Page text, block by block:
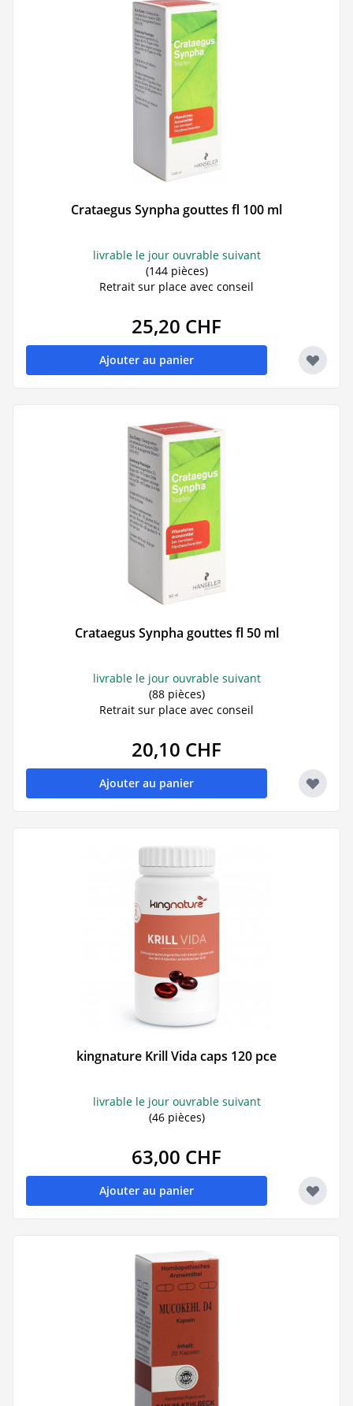
Crataegus Synpha gouttes fl 100 ml
livrable le jour ouvrable suivant
(144 pièces)
Retrait sur place avec conseil
25,20 CHF
Ajouter au panier
Crataegus Synpha gouttes fl 50 ml
livrable le jour ouvrable suivant
(88 pièces)
Retrait sur place avec conseil
20,10 CHF
Ajouter au panier
kingnature Krill Vida caps 120 pce
livrable le jour ouvrable suivant
(46 pièces)
63,00 CHF
Ajouter au panier